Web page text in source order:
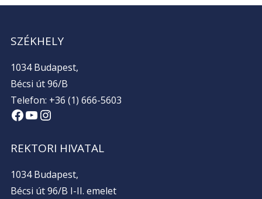
SZÉKHELY
1034 Budapest,
Bécsi út 96/B
Telefon: +36 (1) 666-5603
Facebook
YouTube
Instagram
REKTORI HIVATAL
1034 Budapest,
Bécsi út 96/B I-II. emelet